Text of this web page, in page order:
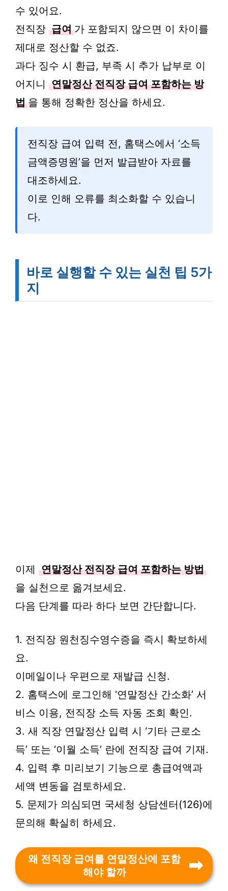
수 있어요.
전직장 급여 가 포함되지 않으면 이 차이를
제대로 정산할 수 없죠.
과다 징수 시 환급, 부족 시 추가 납부로 이
어지니 연말정산 전직장 급여 포함하는 방
법 을 통해 정확한 정산을 하세요.
전직장 급여 입력 전, 홈택스에서 ‘소득
금액증명원’을 먼저 발급받아 자료를
대조하세요.
이로 인해 오류를 최소화할 수 있습니
다.
바로 실행할 수 있는 실천 팁 5가
지
이제 연말정산 전직장 급여 포함하는 방법
을 실천으로 옮겨보세요.
다음 단계를 따라 하다 보면 간단합니다.
1. 전직장 원천징수영수증을 즉시 확보하세
요.
이메일이나 우편으로 재발급 신청.
2. 홈택스에 로그인해 ‘연말정산 간소화’ 서
비스 이용, 전직장 소득 자동 조회 확인.
3. 새 직장 연말정산 입력 시 ‘기타 근로소
득’ 또는 ‘이월 소득’ 란에 전직장 급여 기재.
4. 입력 후 미리보기 기능으로 총급여액과
세액 변동을 검토하세요.
5. 문제가 의심되면 국세청 상담센터(126)에
문의해 확실히 하세요.
왜 전직장 급여를 연말정산에 포함
해야 할까